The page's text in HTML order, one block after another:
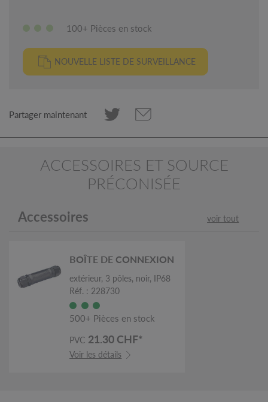
100+ Pièces en stock
NOUVELLE LISTE DE SURVEILLANCE
Partager maintenant
ACCESSOIRES ET SOURCE
PRÉCONISÉE
Accessoires voir tout
BOÎTE DE CONNEXION
extérieur, 3 pôles, noir, IP68
Réf. : 228730
500+ Pièces en stock
PVC 21.30 CHF*
Voir les détails